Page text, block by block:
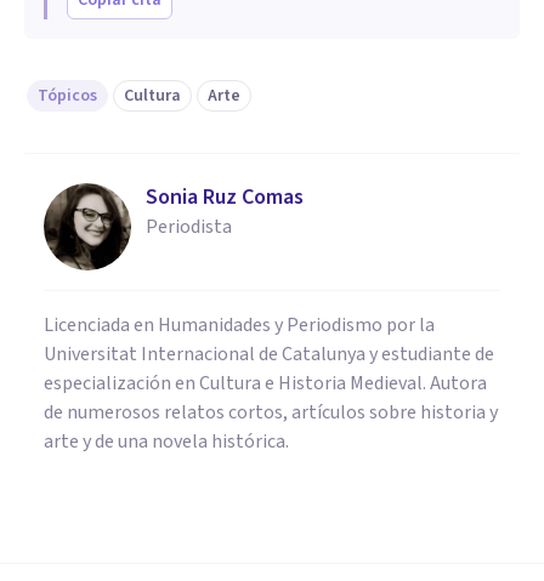
Tópicos Cultura Arte
Sonia Ruz Comas
Periodista
Licenciada en Humanidades y Periodismo por la
Universitat Internacional de Catalunya y estudiante de
especialización en Cultura e Historia Medieval. Autora
de numerosos relatos cortos, artículos sobre historia y
arte y de una novela histórica.